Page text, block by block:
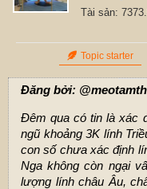
Tài sản:
Topic starter
Đăng bởi:
Đêm qua có tin là xác
ngũ khoảng 3K lính
con số chưa xác định
Nga không còn ngại
lượng lính châu Âu,